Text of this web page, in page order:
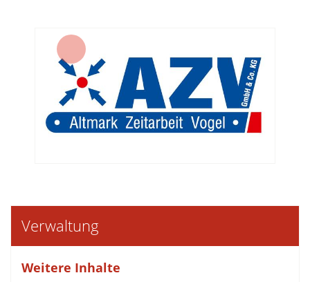
Verwaltung
Weitere Inhalte